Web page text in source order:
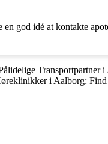
god idé at kontakte
Transportpartner i
i Aalborg: